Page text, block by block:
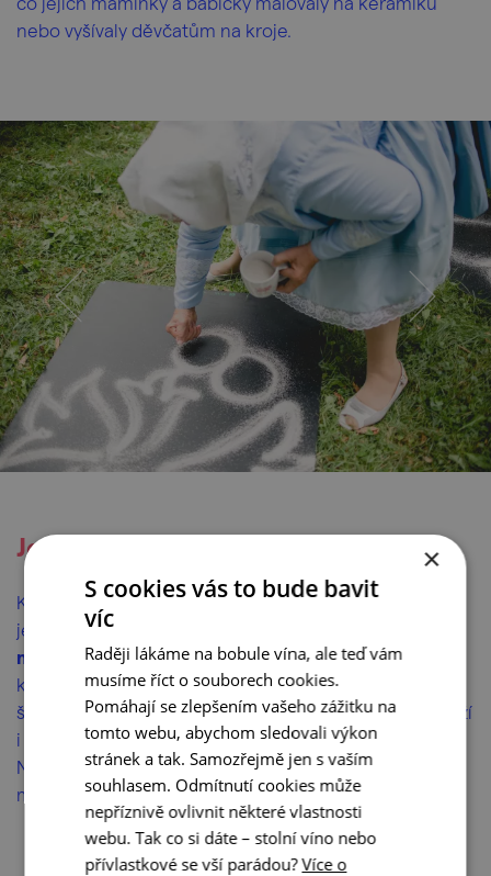
nebo vyšívaly děvčatům na kroje.
Je to písek, není to písek…
Kdysi místní používali písek z meze za dědinou. Dnes
je to
písek z kyjovské sklárny napůl smíchaný s
moukou. Na závěr je dobré dílo pokropit vodou z
konvičky nebo rozprašovače – vlhká mouka hmotu
šikovně zafixuje. Dílo pak na dlažbě nebo asfaltu vydrží
i celé týdny. Tedy pokud příroda a počasí dovolí.
Nepřítelem pískovaných vzorů je vítr, déšť… a také
mravenci, kteří si rádi pochutnají na mouce.
×
S cookies vás to bude bavit
víc
Raději lákáme na bobule vína, ale teď vám
musíme říct o souborech cookies.
Pomáhají se zlepšením vašeho zážitku na
tomto webu, abychom sledovali výkon
stránek a tak. Samozřejmě jen s vaším
souhlasem. Odmítnutí cookies může
nepříznivě ovlivnit některé vlastnosti
webu. Tak co si dáte – stolní víno nebo
přívlastkové se vší parádou?Více o